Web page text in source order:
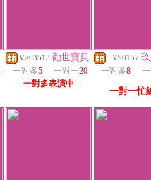
V263513 勸世寶貝
一對多5 一對一20
一對多表演中
V90157
一對多8
一對一忙